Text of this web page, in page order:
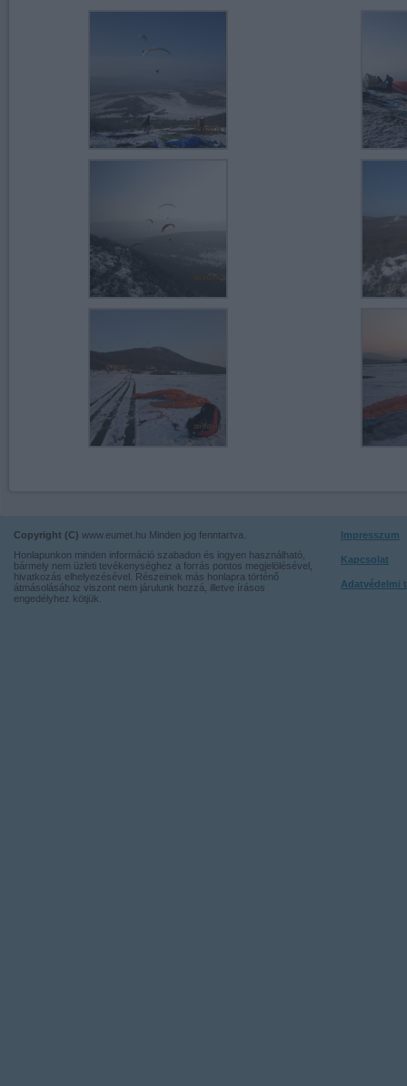
Copyright (C) www.eumet.hu Minden jog fenntartva.
Honlapunkon minden információ szabadon és ingyen használható,
bármely nem üzleti tevékenységhez a forrás pontos megjelölésével,
hivatkozás elhelyezésével. Részeinek más honlapra történő
átmásolásához viszont nem járulunk hozzá, illetve írásos
engedélyhez kötjük.
Impresszum
Kapcsolat
Adatvédelmi